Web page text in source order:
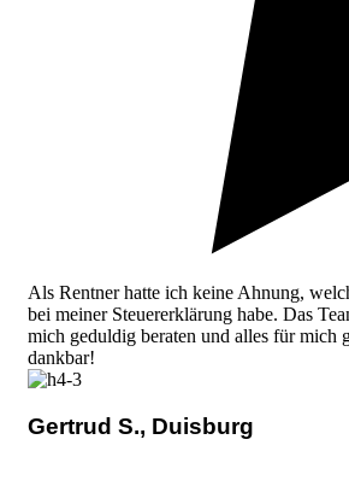
Als Rentner hatte ich keine Ahnung,
bei meiner Steuererklärung habe. Das
mich geduldig beraten und alles für mich
dankbar!
Gertrud S., Duisburg